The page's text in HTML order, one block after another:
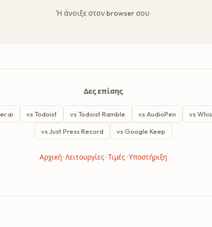
Ή άνοιξε στον browser σου
Δες επίσης
vs Todoist vs Todoist Ramble vs AudioPen vs
vs Just Press Record vs Google Keep
Αρχική·Λειτουργίες ·Τιμές ·Υποστήριξη